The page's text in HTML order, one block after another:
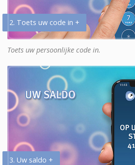
2. Toets uw code in +
Toets uw persoonlijke code in.
3. Uw saldo +